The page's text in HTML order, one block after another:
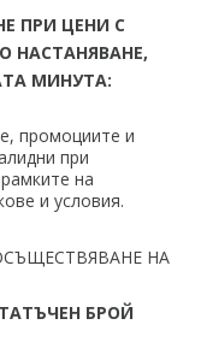
ПРИ ЦЕНИ С
НАСТАНЯВАНЕ,
МИНУТА:
промоциите и
при
на
и условия.
НА
БРОЙ